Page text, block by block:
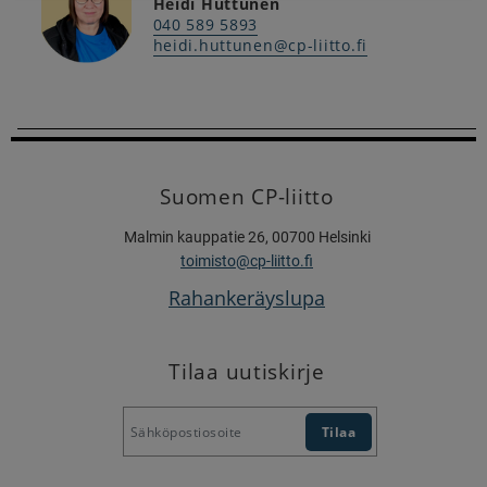
040 589 5893
heidi.huttunen@cp-liitto.fi
Suomen CP-liitto
Malmin kauppatie 26, 00700 Helsinki
toimisto@cp-liitto.fi
Rahankeräyslupa
Tilaa uutiskirje